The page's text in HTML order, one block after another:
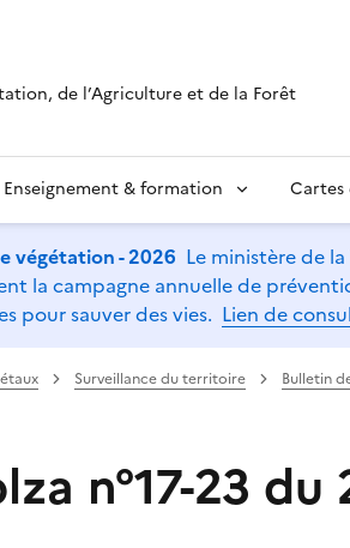
de l’Agriculture et de la Forêt
Enseignement & formation Cartes
végétation - 2026 Le ministère de
la campagne annuelle de
pour sauver des vies. Lien de
Surveillance du territoire Bulletin
n°17-23